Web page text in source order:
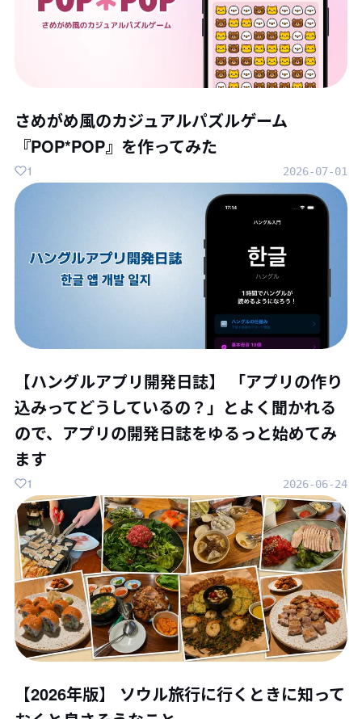
さめがめ風のカジュアルパズルゲーム
『POP*POP』を作ってみた
2026-07-01
1
【ハングルアプリ開発日誌】 「アプリの作り
込みってどうしているの？」とよく聞かれる
ので、アプリの開発日誌をゆるっと始めてみ
ます
2026-06-24
1
【2026年版】 ソウル旅行に行くときに知って